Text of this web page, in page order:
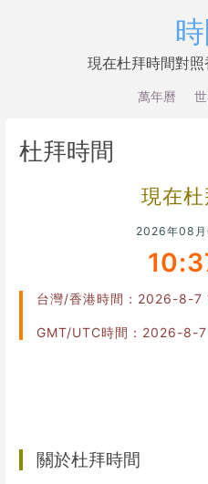
現在杜拜時間對
萬年曆
杜拜時間
現在
2026年08月
台灣/香港時間：2026-8-
GMT/UTC時間：2026-8-
關於杜拜時間